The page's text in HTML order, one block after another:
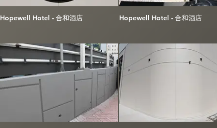
Hopewell Hotel - 合和酒店 Hopewell Hotel - 合和酒店